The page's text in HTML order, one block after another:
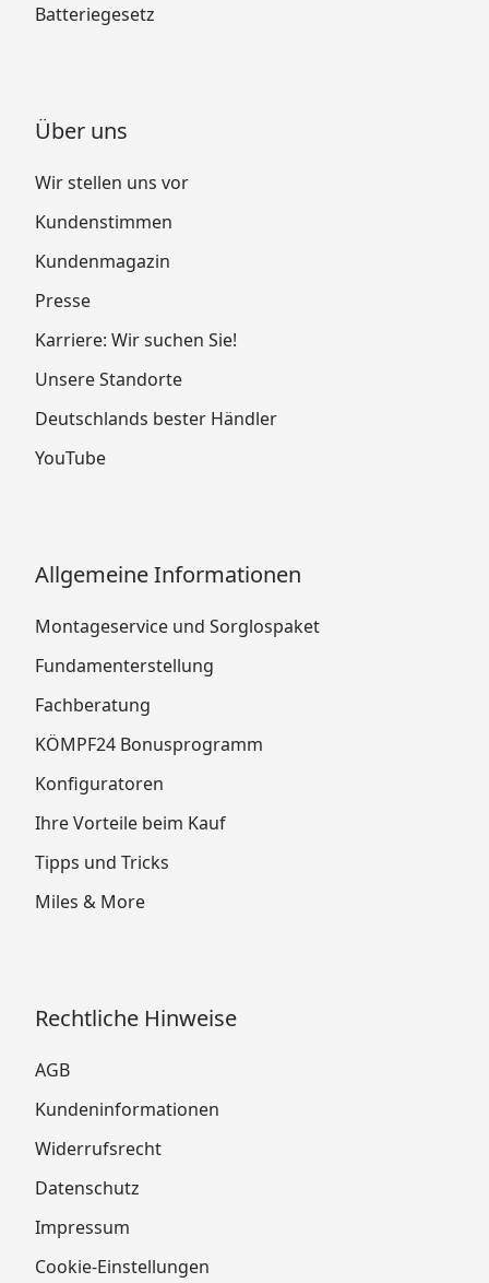
Batteriegesetz
Über uns
Wir stellen uns vor
Kundenstimmen
Kundenmagazin
Presse
Karriere: Wir suchen Sie!
Unsere Standorte
Deutschlands bester Händler
YouTube
Allgemeine Informationen
Montageservice und Sorglospaket
Fundamenterstellung
Fachberatung
KÖMPF24 Bonusprogramm
Konfiguratoren
Ihre Vorteile beim Kauf
Tipps und Tricks
Miles & More
Rechtliche Hinweise
AGB
Kundeninformationen
Widerrufsrecht
Datenschutz
Impressum
Cookie-Einstellungen